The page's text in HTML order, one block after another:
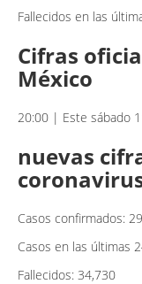
Fallecidos en las
Cifras
México
20:00 | Este sábado
nuevas
Casos confirmados:
Casos en las últimas
Fallecidos: 34,730